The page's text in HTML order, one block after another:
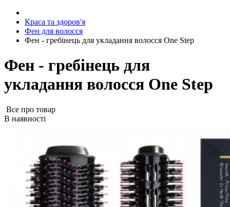
Краса та здоров'я
Фен для волосся
Фен - гребінець для укладання волосся One Step
Фен - гребінець для
укладання волосся One Step
Все про товар
В наявності